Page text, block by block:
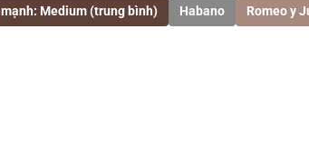
Medium (trung bình) Habano Romeo y